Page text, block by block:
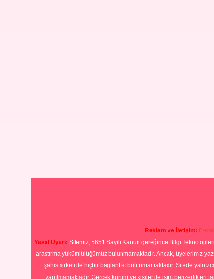
Reklam ve İletişim: E-
Yasal Uyarı: Sitemiz, 5651 Sayılı Kanun gereğince Bilgi
araştırma yükümlülüğümüz bulunmamaktadır. Ancak, üyelerimiz
şahıs şirketi ile hiçbir bağlantısı bulunmamaktadır. Sitede
yapılmamaktadır. Gerçek kurum ve kişiler ile isim benzerlikleri